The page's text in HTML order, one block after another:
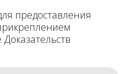
предоставления